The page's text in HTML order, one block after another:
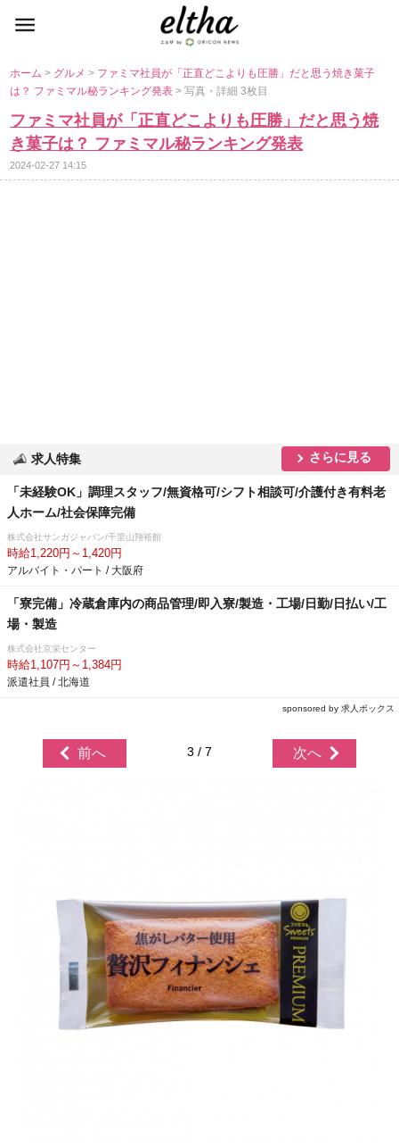
ホーム> グルメ> ファミマ社員が「正直どこよりも圧勝」だと思う焼き菓子
は？ ファミマル秘ランキング発表> 写真・詳細 3枚目
ファミマ社員が「正直どこよりも圧勝」だと思う焼
き菓子は？ ファミマル秘ランキング発表
2024-02-27 14:15
求人特集 さらに見る
「未経験OK」調理スタッフ/無資格可/シフト相談可/介護付き有料老
人ホーム/社会保障完備
株式会社サンガジャパン/千里山翔裕館
時給1,220円～1,420円
アルバイト・パート / 大阪府
「寮完備」冷蔵倉庫内の商品管理/即入寮/製造・工場/日勤/日払い/工
場・製造
株式会社京栄センター
時給1,107円～1,384円
派遣社員 / 北海道
sponsored by 求人ボックス
前へ 3 / 7 次へ